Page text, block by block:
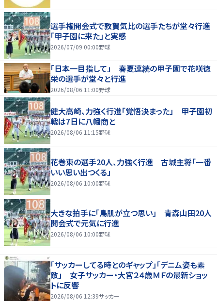
選手権開会式で敦賀気比の選手たちが堂々行進
「甲子園に来た」と実感
2026/07/09 00:00野球
「日本一目指して」 春夏連続の甲子園で花咲徳
栄の選手が堂々と行進
2026/08/06 11:00野球
健大高崎、力強く行進「覚悟決まった」 甲子園初
戦は7日に八幡商と
2026/08/06 11:15野球
花巻東の選手20人、力強く行進 古城主将「一番
いい思い出つくる」
2026/08/06 10:00野球
大きな拍手に「鳥肌が立つ思い」 青森山田20人
開会式で元気に行進
2026/08/06 10:00野球
「サッカーしてる時とのギャップ」「デニム姿も素
敵」 女子サッカー・大宮２４歳ＭＦの最新ショッ
トに反響
2026/08/06 12:39サッカー